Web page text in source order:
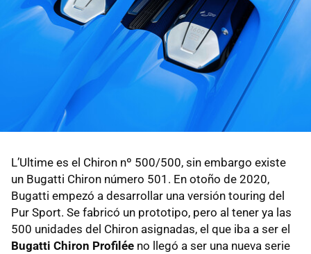
L’Ultime es el Chiron nº 500/500, sin embargo existe
un Bugatti Chiron número 501. En otoño de 2020,
Bugatti empezó a desarrollar una versión touring del
Pur Sport. Se fabricó un prototipo, pero al tener ya las
500 unidades del Chiron asignadas, el que iba a ser el
Bugatti Chiron Profilée no llegó a ser una nueva serie